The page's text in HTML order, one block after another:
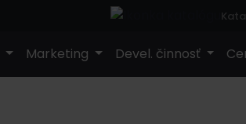
Marketing Devel. činnosť